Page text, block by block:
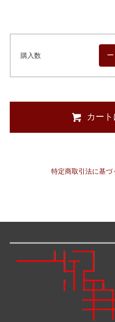
購入数
カー
特定商取引法に基づ